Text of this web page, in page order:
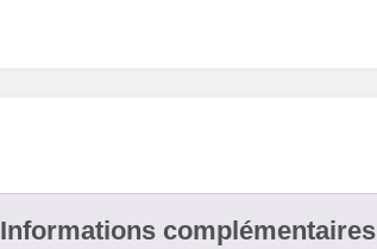
Informations complémentaires